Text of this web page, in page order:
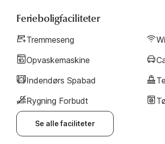
Ferieboligfaciliteter
Tremmeseng
Opvaskemaskine
Indendørs Spabad
Rygning Forbudt
Se alle faciliteter